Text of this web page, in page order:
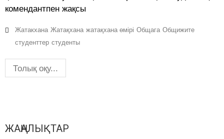
комендантпен жақсы
Жатакхана Жатақхана жатақхана өмірі Общага Общижите
студенттер студенты
Толық оқу...
ЖАҢАЛЫҚТАР